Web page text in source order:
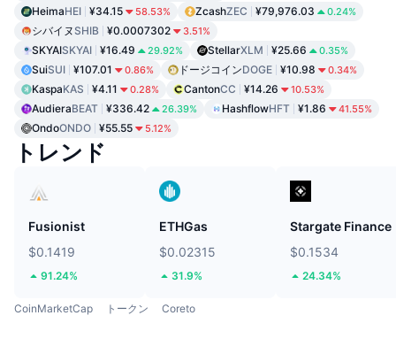
HeimaHEI ¥34.15 58.53% ZcashZEC ¥79,976.03 0.24%
シバイヌ SHIB ¥0.0007302 3.51%
SKYAISKYAI ¥16.49 29.92% StellarXLM ¥25.66 0.35%
SuiSUI ¥107.01 0.86% ドージコインDOGE ¥10.98 0.34%
KaspaKAS ¥4.11 0.28% CantonCC ¥14.26 10.53%
AudieraBEAT ¥336.42 26.39% HashflowHFT ¥1.86 41.55%
OndoONDO ¥55.55 5.12%
トレンド
Fusionist
$0.1419
91.24%
ETHGas
$0.02315
31.9%
Stargate Finance
$0.1534
24.34%
CoinMarketCap トークン Coreto